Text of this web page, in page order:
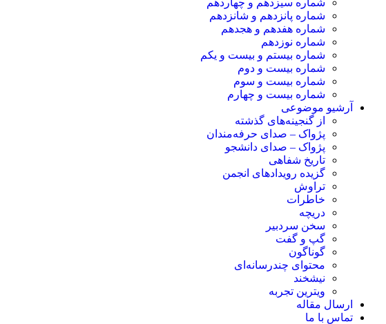
شماره پانزدهم و شانزدهم
شماره هفدهم و هجدهم
شماره نوزدهم
شماره بیستم و بیست و یکم
شماره بیست و دوم
شماره بیست و سوم
شماره بیست و چهارم
آرشیو موضوعی
از گنجینه‌های گذشته
پژواک – صدای حرفه‌مندان
پژواک – صدای دانشجو
تاریخ شفاهی
گزیده رویدادهای انجمن
تراوش
خاطرات
دریچه
سخن سردبیر
گپ و گفت
گوناگون
محتوای چندرسانه‌ای
نیشخند
ویترین تجربه
ارسال مقاله
تماس با ما